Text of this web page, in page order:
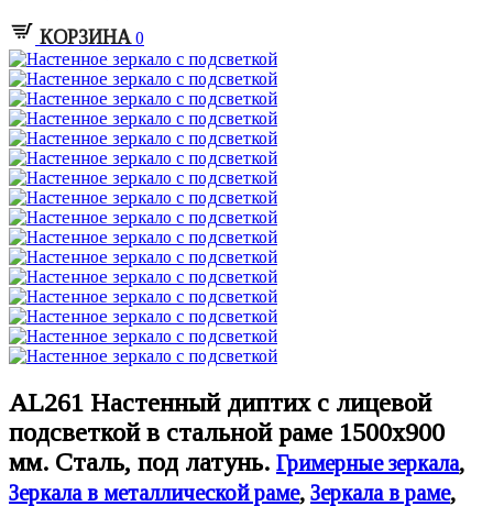
КОРЗИНА 0
AL261 Настенный диптих с лицевой
подсветкой в стальной раме 1500х900
мм. Сталь, под латунь. Гримерные зеркала,
Зеркала в металлической раме, Зеркала в раме,